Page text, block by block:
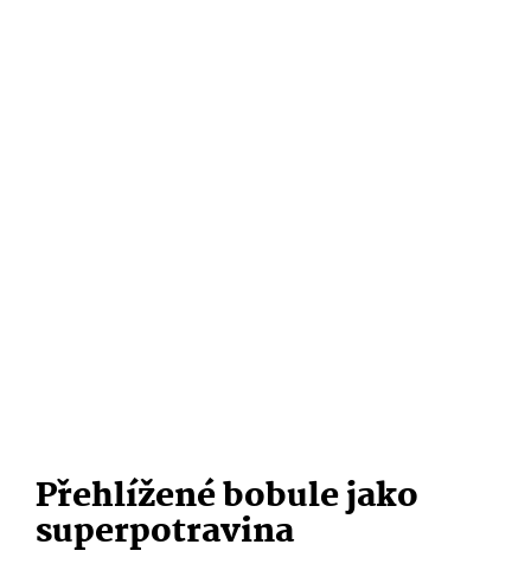
Přehlížené bobule jako
superpotravina